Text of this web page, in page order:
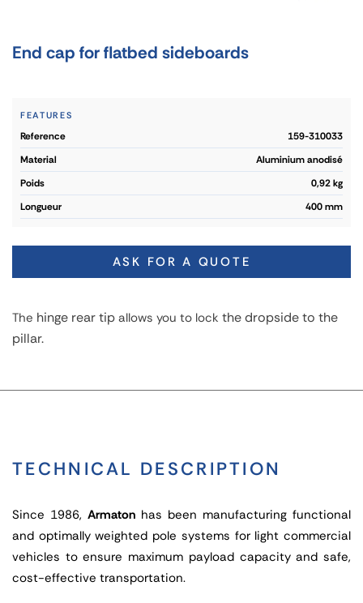
End cap for flatbed sideboards
FEATURES
reference
159-310033
material
Aluminium anodisé
poids
0,92 kg
longueur
400 mm
ASK FOR A QUOTE
The hinge rear tip allows you to lock the dropside to the
pillar.
TECHNICAL DESCRIPTION
Since 1986, Armaton has been manufacturing functional
and optimally weighted pole systems for light commercial
vehicles to ensure maximum payload capacity and safe,
cost-effective transportation.